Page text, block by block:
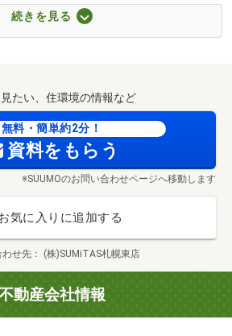
ンドラッグ伏古6条店（約700m・
い不動産業界のこの仕組み。
てのお家のご紹介を致しますので、
せする面倒とサヨナラしましょう！
ォームもまとめてお任せいただけま
ム内容のお打合せも同じ場所で済ま
、住宅ローンの手続きもスムーズ
続きを見る
たい、住環境の情報など
無料・簡単約2分！
資料をもらう
※SUUMOのお問い合わせページへ移動します
気に入りに追加する
わせ先 (株)SUMiTAS札幌東店
動産会社情報